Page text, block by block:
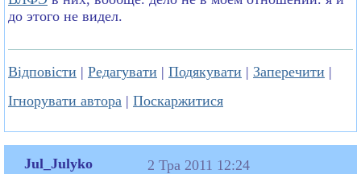
до этого не видел.
Відповісти | Редагувати | Подякувати | Заперечити |
Ігнорувати автора | Поскаржитися
Jul_Julyko
2 Тра 2011 12:24